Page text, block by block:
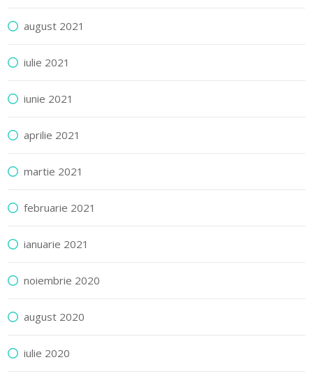
august 2021
iulie 2021
iunie 2021
aprilie 2021
martie 2021
februarie 2021
ianuarie 2021
noiembrie 2020
august 2020
iulie 2020